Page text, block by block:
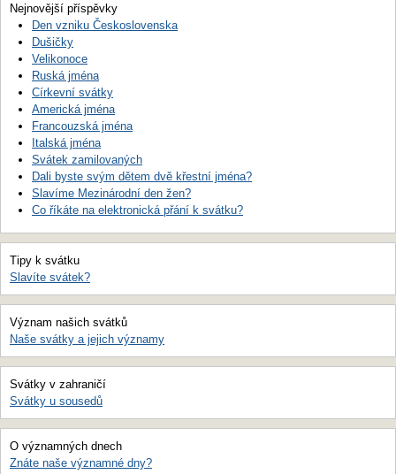
Nejnovější příspěvky
Den vzniku Československa
Dušičky
Velikonoce
Ruská jména
Církevní svátky
Americká jména
Francouzská jména
Italská jména
Svátek zamilovaných
Dali byste svým dětem dvě křestní jména?
Slavíme Mezinárodní den žen?
Co říkáte na elektronická přání k svátku?
Tipy k svátku
Slavíte svátek?
Význam našich svátků
Naše svátky a jejich významy
Svátky v zahraničí
Svátky u sousedů
O významných dnech
Znáte naše významné dny?